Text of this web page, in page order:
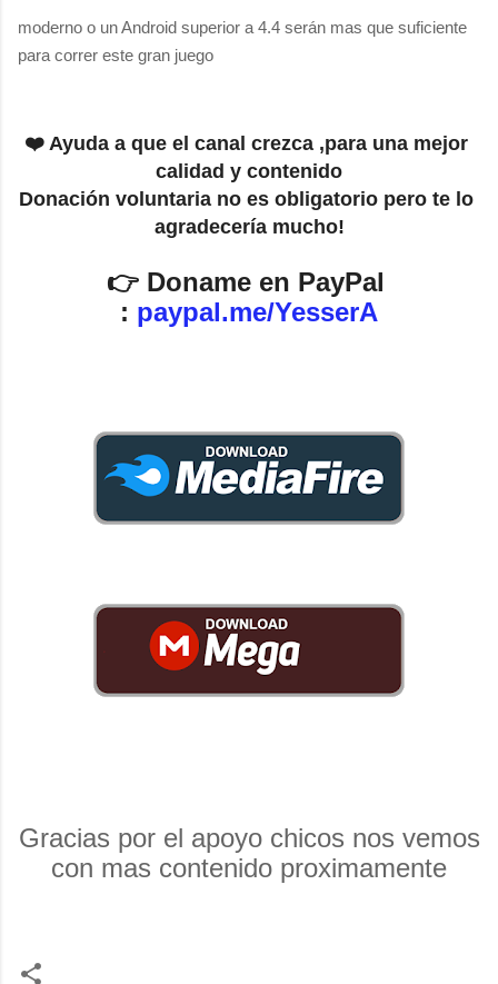
moderno o un Android superior a 4.4 serán mas que suficiente
para correr este gran juego
❤️ Ayuda a que el canal crezca ,para una mejor
calidad y contenido
Donación voluntaria no es obligatorio pero te lo
agradecería mucho!
👉 Doname en PayPal
: paypal.me/YesserA
Gracias por el apoyo chicos nos vemos
con mas contenido proximamente